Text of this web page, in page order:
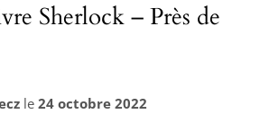
Sherlock – Près de
le 24 octobre 2022